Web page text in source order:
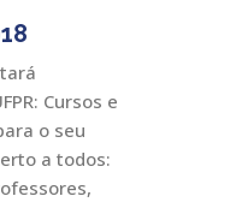
Cursos e
o seu
a todos: